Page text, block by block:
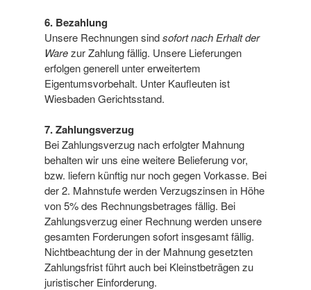
6. Bezahlung
Unsere Rechnungen sindsofort nach Erhalt der
Warezur Zahlung fällig. Unsere Lieferungen
erfolgen generell unter erweitertem
Eigentumsvorbehalt. Unter Kaufleuten ist
Wiesbaden Gerichtsstand.
7. Zahlungsverzug
Bei Zahlungsverzug nach erfolgter Mahnung
behalten wir uns eine weitere Belieferung vor,
bzw. liefern künftig nur noch gegen Vorkasse. Bei
der 2. Mahnstufe werden Verzugszinsen in Höhe
von 5% des Rechnungsbetrages fällig. Bei
Zahlungsverzug einer Rechnung werden unsere
gesamten Forderungen sofort insgesamt fällig.
Nichtbeachtung der in der Mahnung gesetzten
Zahlungsfrist führt auch bei Kleinstbeträgen zu
juristischer Einforderung.